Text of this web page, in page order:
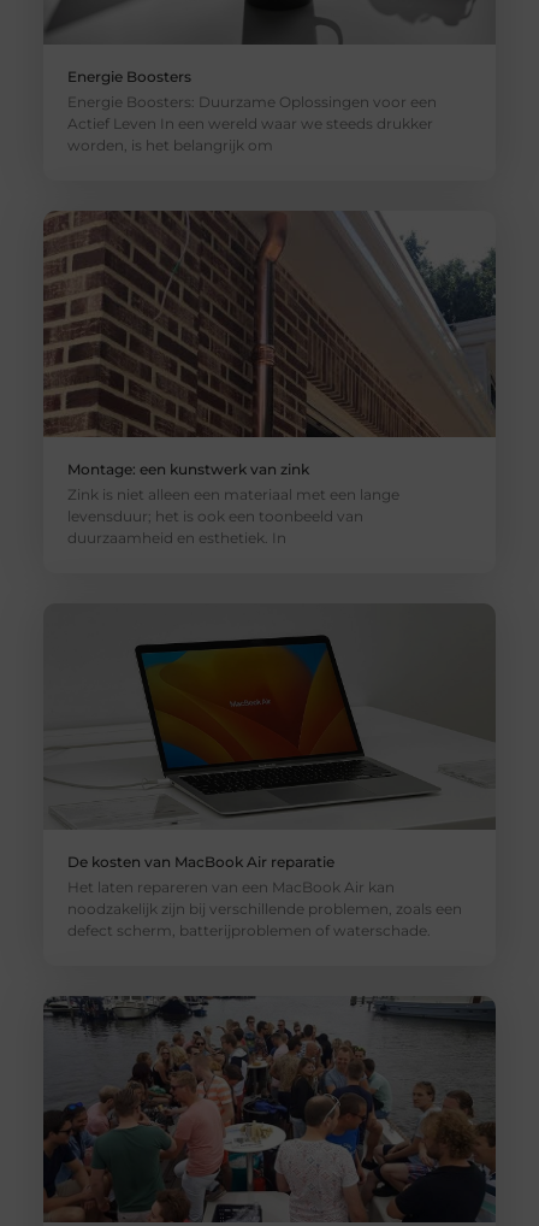
Energie Boosters
Energie Boosters: Duurzame Oplossingen voor een
Actief Leven In een wereld waar we steeds drukker
worden, is het belangrijk om
Montage: een kunstwerk van zink
Zink is niet alleen een materiaal met een lange
levensduur; het is ook een toonbeeld van
duurzaamheid en esthetiek. In
De kosten van MacBook Air reparatie
Het laten repareren van een MacBook Air kan
noodzakelijk zijn bij verschillende problemen, zoals een
defect scherm, batterijproblemen of waterschade.